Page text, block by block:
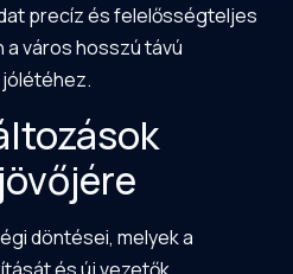
precíz és felelősségteljes
város hosszú távú
döntései, melyek a